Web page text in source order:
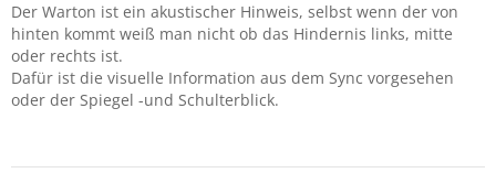
Der Warton ist ein akustischer Hinweis, selbst wenn der von
hinten kommt weiß man nicht ob das Hindernis links, mitte
oder rechts ist.
Dafür ist die visuelle Information aus dem Sync vorgesehen
oder der Spiegel -und Schulterblick.